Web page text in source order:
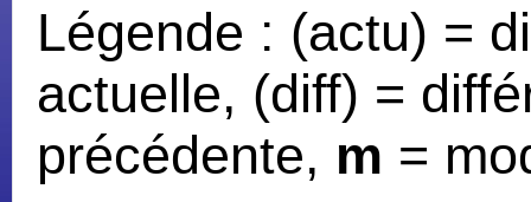
Légende : (actu) =
actuelle, (diff) =
précédente, m =